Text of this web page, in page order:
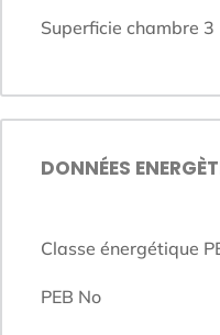
Superficie chambre 3
DONNÉES
Classe énergétique
PEB No